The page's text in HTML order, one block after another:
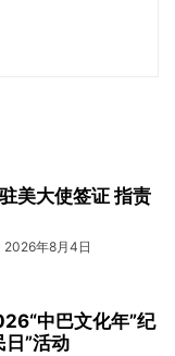
美大使签证 指责
2026年8月4日
中巴文化年”纪
日”活动